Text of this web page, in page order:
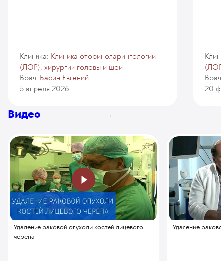
Клиника: Клиника оториноларингологии
(ЛОР), хирургии головы и шеи
Врач: Басин Евгений
5 апреля 2026
20
Видео
Удаление раковой опухоли костей лицевого
черепа
Удаление